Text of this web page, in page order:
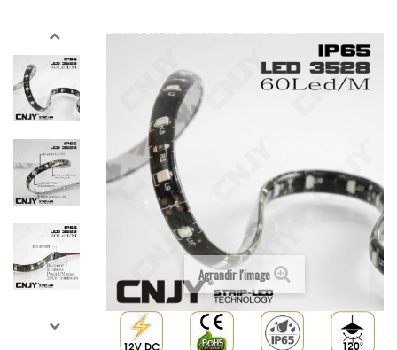
Agrandir l'image